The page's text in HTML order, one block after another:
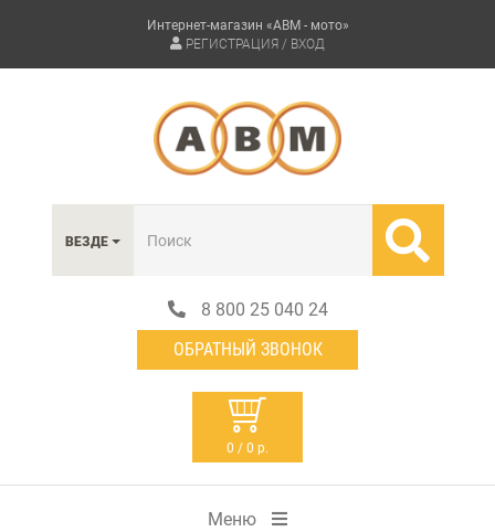
Интернет-магазин «АВМ - мото»
РЕГИСТРАЦИЯ / ВХОД
ВЕЗДЕ
8 800 25 040 24
ОБРАТНЫЙ ЗВОНОК
0 / 0 р.
Меню